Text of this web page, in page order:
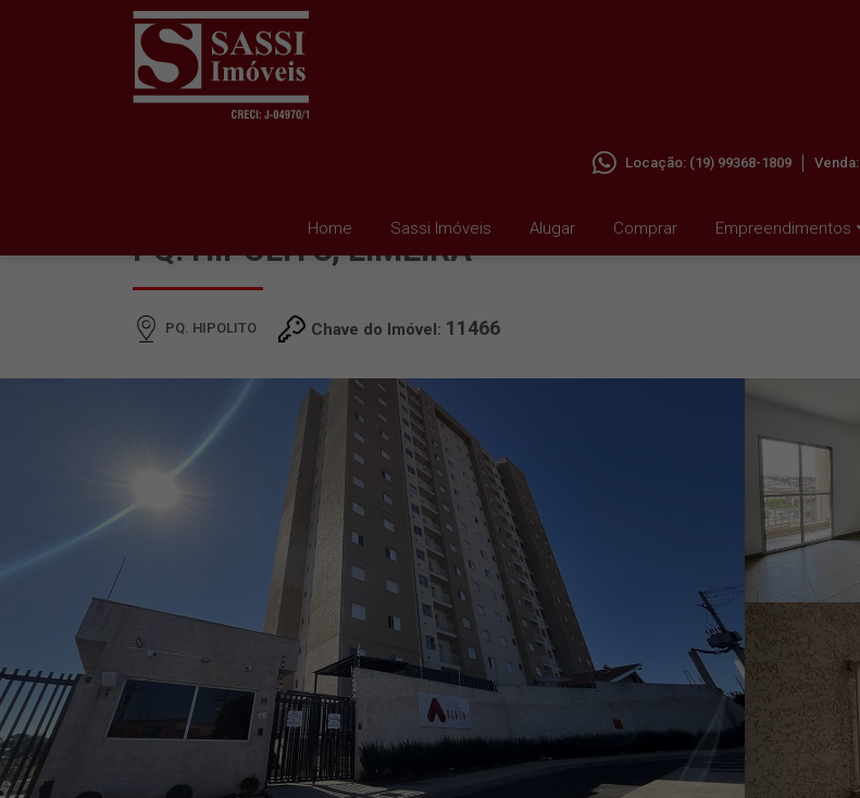
Home Sassi Imóveis Alugar Comprar Empreendimentos
Locação: (19) 99368-1809 Venda:
PQ. HIPOLITO, LIMEIRA
PQ. HIPOLITO Chave do Imóvel: 11466